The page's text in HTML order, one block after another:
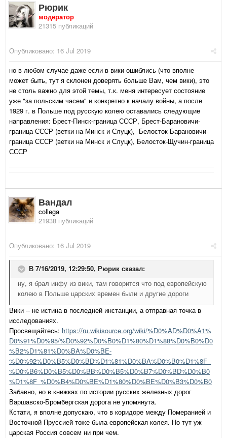
Рюрик
модератор
21315 публикаций
Опубликовано: 16 Jul 2019
но в любом случае даже если в вики ошиблись (что вполне
может быть, тут я склонен доверять больше Вам, чем вики), это
не столь важно для этой темы, т.к. меня интересует состояние
уже "за польским часем" и конкретно к началу войны, а после
1929 г. в Польше под русскую колею оставались следующие
направления: Брест-Пинск-граница СССР, Брест-Барановичи-
граница СССР (ветки на Минск и Слуцк), Белосток-Барановичи-
граница СССР (ветки на Минск и Слуцк), Белосток-Щучин-граница
СССР
Вандал
collega
21938 публикаций
Опубликовано: 16 Jul 2019
В 7/16/2019, 12:29:50, Рюрик сказал:
ну, я брал инфу из вики, там говорится что под европейскую
колею в Польше царских времен были и другие дороги
Вики -- не истина в последней инстанции, а отправная точка в
исследованиях.
Просвещайтесь: https://ru.wikisource.org/wiki/%D0%AD%D0%A1%
D0%91%D0%95/%D0%92%D0%B0%D1%80%D1%88%D0%B0%D0
%B2%D1%81%D0%BA%D0%BE-
%D0%92%D0%B5%D0%BD%D1%81%D0%BA%D0%B0%D1%8F_
%D0%B6%D0%B5%D0%BB%D0%B5%D0%B7%D0%BD%D0%B0
%D1%8F_%D0%B4%D0%BE%D1%80%D0%BE%D0%B3%D0%B0
Забавно, но в книжках по истории русских железных дорог
Варшавско-Бромбергская дорога не упомянута.
Кстати, я вполне допускаю, что в коридоре между Померанией и
Восточной Пруссией тоже была европейская колея. Но тут уж
царская Россия совсем ни при чем.